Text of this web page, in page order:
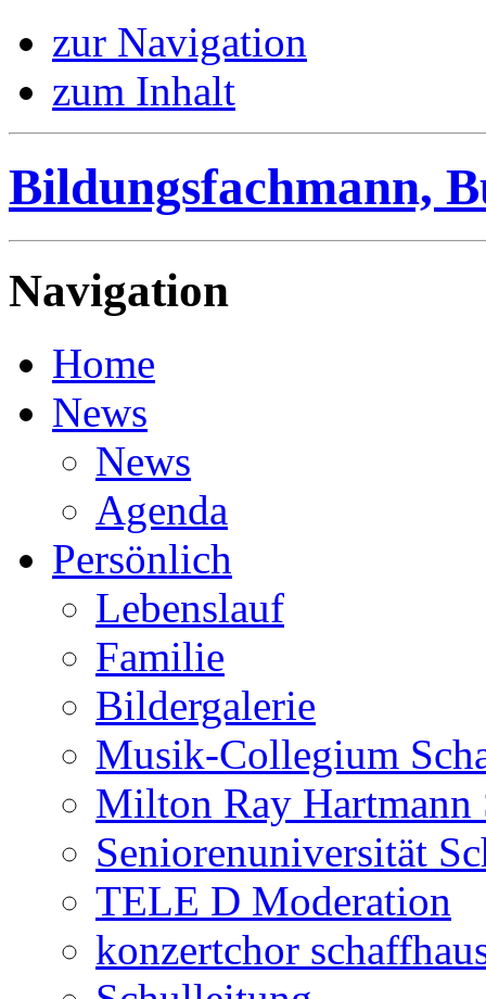
zur Navigation
zum Inhalt
Bildungsfachmann,
Navigation
Home
News
News
Agenda
Persönlich
Lebenslauf
Familie
Bildergalerie
Musik-Collegium
Milton Ray
Seniorenuniversität
TELE D Moderation
konzertchor